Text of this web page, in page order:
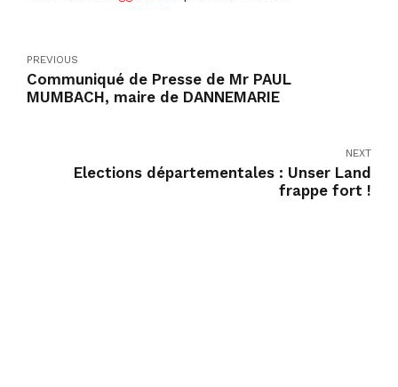
PREVIOUS
Communiqué de Presse de Mr PAUL
MUMBACH, maire de DANNEMARIE
NEXT
Elections départementales : Unser Land
frappe fort !